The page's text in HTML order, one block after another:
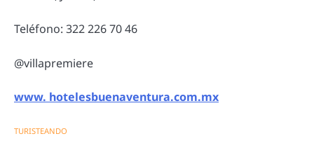
Teléfono: 322 226 70 46
@villapremiere
www. hotelesbuenaventura.com.mx
TURISTEANDO